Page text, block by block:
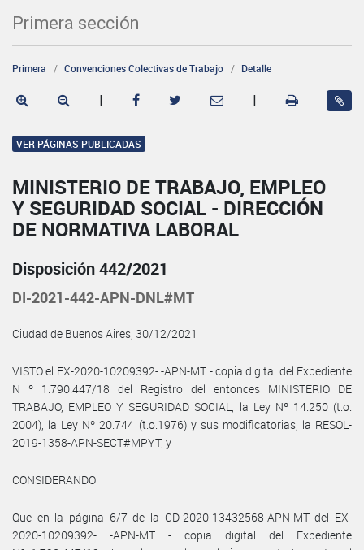
Primera sección
Primera Convenciones Colectivas de Trabajo Detalle
| |
VER PÁGINAS PUBLICADAS
MINISTERIO DE TRABAJO, EMPLEO
Y SEGURIDAD SOCIAL - DIRECCIÓN
DE NORMATIVA LABORAL
Disposición 442/2021
DI-2021-442-APN-DNL#MT
Ciudad de Buenos Aires, 30/12/2021
VISTO el EX-2020-10209392- -APN-MT - copia digital del Expediente
N º 1.790.447/18 del Registro del entonces MINISTERIO DE
TRABAJO, EMPLEO Y SEGURIDAD SOCIAL, la Ley Nº 14.250 (t.o.
2004), la Ley Nº 20.744 (t.o.1976) y sus modificatorias, la RESOL-
2019-1358-APN-SECT#MPYT, y
CONSIDERANDO:
Que en la página 6/7 de la CD-2020-13432568-APN-MT del EX-
2020-10209392- -APN-MT - copia digital del Expediente